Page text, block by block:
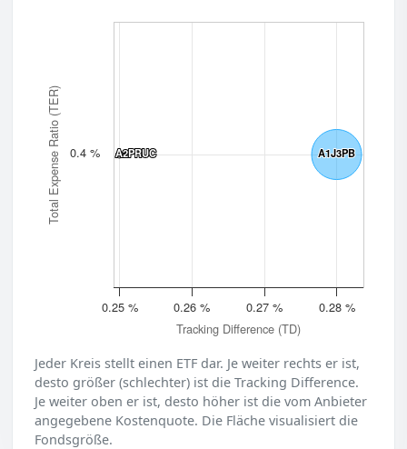
Tracking Difference (TD)
Total Expense Ratio (TER) A1J3PB
A1J3PB
A2PRUC
A2PRUC
0.25 % 0.26 % 0.27 % 0.28 %
0.4 %
Jeder Kreis stellt einen ETF dar. Je weiter rechts er ist,
desto größer (schlechter) ist die Tracking Difference.
Je weiter oben er ist, desto höher ist die vom Anbieter
angegebene Kostenquote. Die Fläche visualisiert die
Fondsgröße.